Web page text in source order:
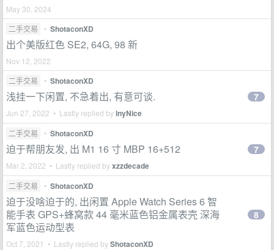
May 30, 2024
二手交易
• ShotaconXD
出个美版红色 SE2, 64G, 98 新
Nov 12, 2022
二手交易
• ShotaconXD
浅挂一下闲置, 不急着出, 有意可谈.
Jun 27, 2022 • Lastly replied bylnyNice
7
二手交易 • ShotaconXD
迫于帮朋友发, 出 M1 16 寸 MBP 16+512
Mar 2, 2022 • Lastly replied byxzzdecade
7
二手交易 • ShotaconXD
迫于没啥迫于的, 出闲置 Apple Watch Series 6 智
能手表 GPS+蜂窝款 44 毫米蓝色铝金属表壳 深海
军蓝色运动型表
Oct 7, 2021 • Lastly replied byShotaconXD
8